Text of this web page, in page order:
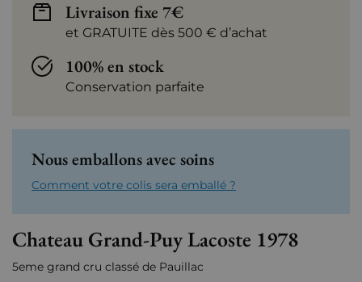
Livraison fixe 7€
et GRATUITE dès 500 € d’achat
100% en stock
Conservation parfaite
Nous emballons avec soins
Comment votre colis sera emballé ?
Chateau Grand-Puy Lacoste 1978
5eme grand cru classé de Pauillac